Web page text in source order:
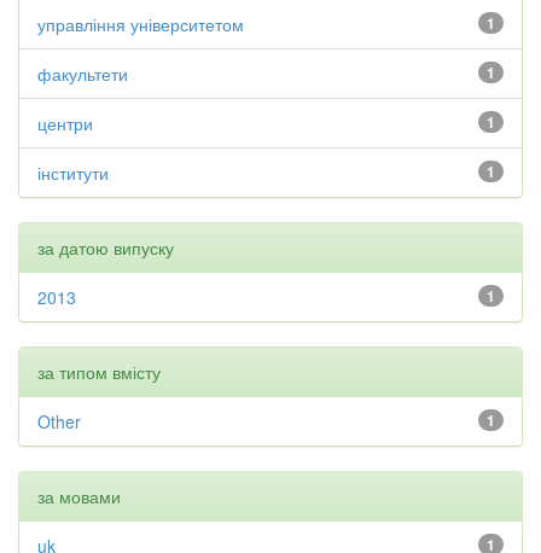
1
управління університетом
1
факультети
1
центри
1
інститути
за датою випуску
1
2013
за типом вмісту
1
Other
за мовами
1
uk